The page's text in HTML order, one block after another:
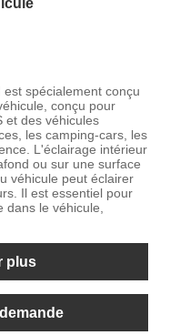
spécialement conçu
conçu pour
et des véhicules
les camping-cars, les
L'éclairage intérieur
ou sur une surface
véhicule peut éclairer
Il est essentiel pour
le véhicule,
plus